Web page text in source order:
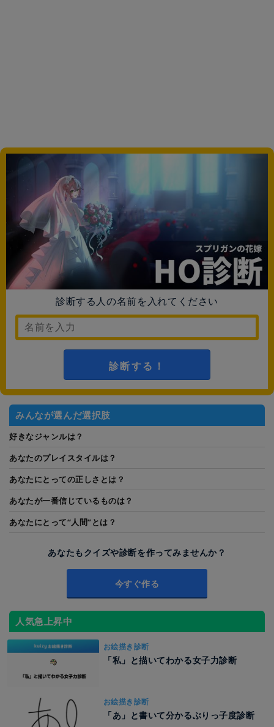
診断する人の名前を入れてください
診断する！
みんなが選んだ選択肢
好きなジャンルは？
あなたのプレイスタイルは？
あなたにとっての正しさとは？
あなたが一番信じているものは？
あなたにとって“人間”とは？
あなたもクイズや診断を作ってみませんか？
今すぐ作る
人気急上昇中
お絵描き診断
「私」と描いてわかる女子力診断
お絵描き診断
「あ」と書いて分かるぶりっ子度診断